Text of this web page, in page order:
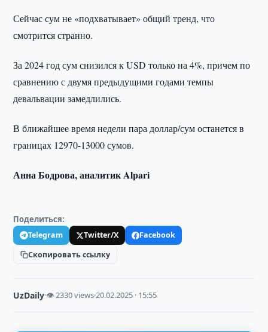
Сейчас сум не «подхватывает» общий тренд, что
смотрится странно.
За 2024 год сум снизился к USD только на 4%, причем по
сравнению с двумя предыдущими годами темпы
девальвации замедлились.
В ближайшее время недели пара доллар/сум останется в
границах 12970-13000 сумов.
Анна Бодрова, аналитик Alpari
Поделиться:
Telegram Twitter/X
Facebook
Скопировать ссылку
UzDaily·👁 2330 views·20.02.2025 · 15:55